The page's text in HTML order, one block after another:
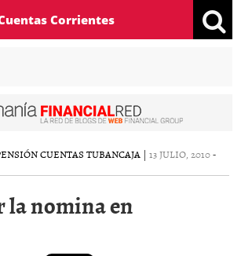
Corrientes
CUENTAS TUBANCAJA | 13 JULIO, 2010-
nomina en